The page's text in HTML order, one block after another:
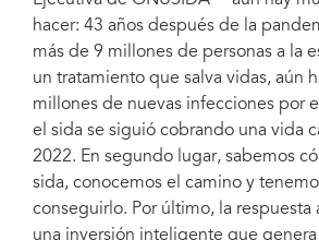
hacer: 43 años después de la
más de 9 millones de personas a la
un tratamiento que salva vidas, aún
millones de nuevas infecciones por
el sida se siguió cobrando una vida
2022. En segundo lugar, sabemos
sida, conocemos el camino y
conseguirlo. Por último, la respuesta
una inversión inteligente que